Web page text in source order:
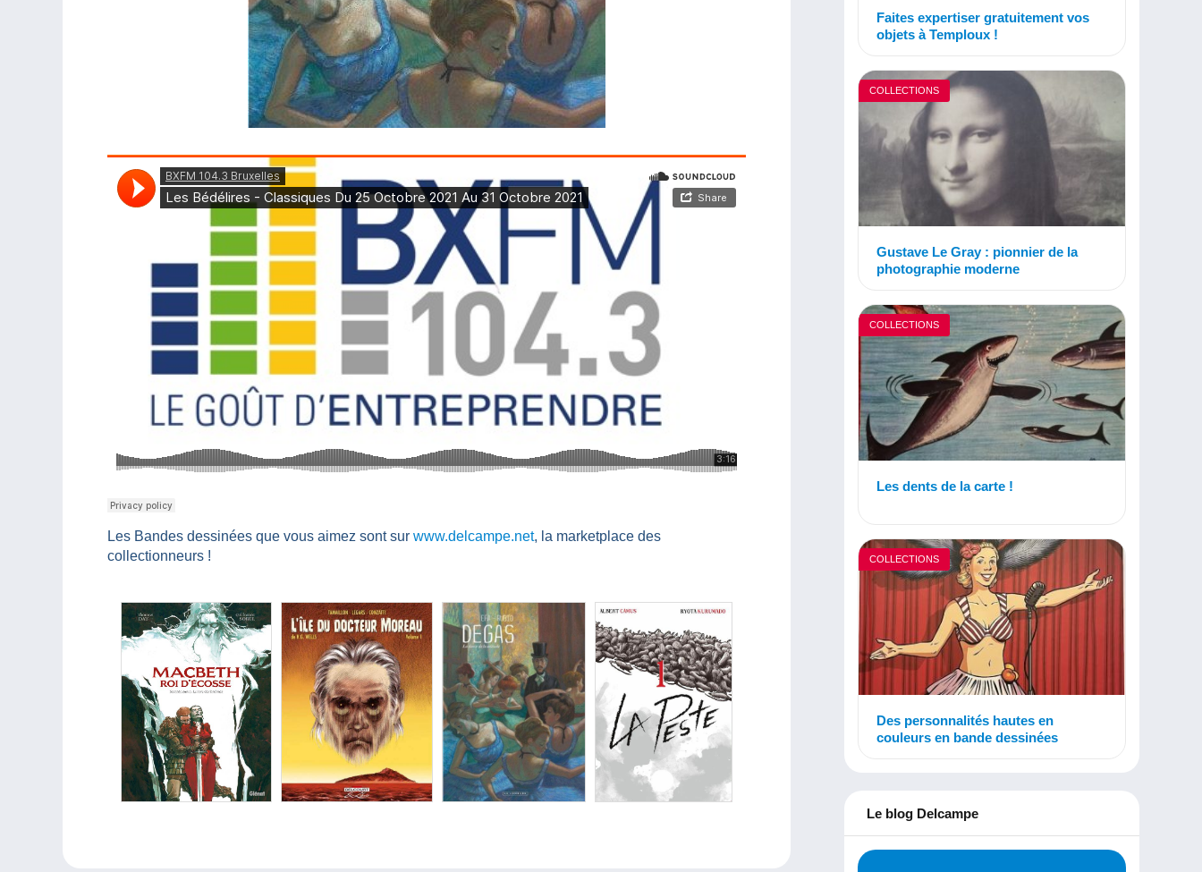
Les Bandes dessinées que vous aimez sont sur www.delcampe.net, la marketplace des
collectionneurs !
Faites expertiser gratuitement vos
objets à Temploux !
COLLECTIONS
Gustave Le Gray : pionnier de la
photographie moderne
COLLECTIONS
Les dents de la carte !
COLLECTIONS
Des personnalités hautes en
couleurs en bande dessinées
Le blog Delcampe